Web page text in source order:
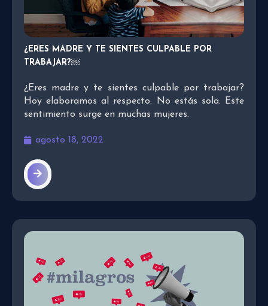
¿ERES MADRE Y TE SIENTES CULPABLE POR
TRABAJAR?￼
¿Eres madre y te sientes culpable por trabajar?
Hoy elaboramos al respecto. No estás sola. Este
sentimiento surge en muchas mujeres.
agosto 18, 2022